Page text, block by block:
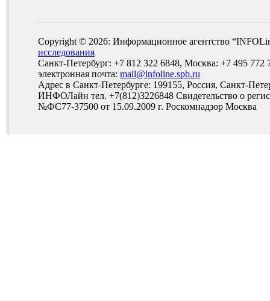
Copyright © 2026: Информационное агентство
исследования
Санкт-Петербург: +7 812 322 6848, Москва: +7 495 772
электронная почта: mail@infoline.spb.ru
Адрес в Санкт-Петербурге: 199155, Россия, Санкт-
ИНФОЛайн тел. +7(812)3226848 Свидетельство о
№ФС77-37500 от 15.09.2009 г. Роскомнадзор Москва